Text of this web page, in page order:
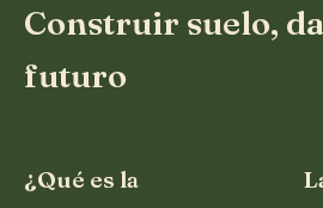
Construir suelo,
futuro
¿Qué es la